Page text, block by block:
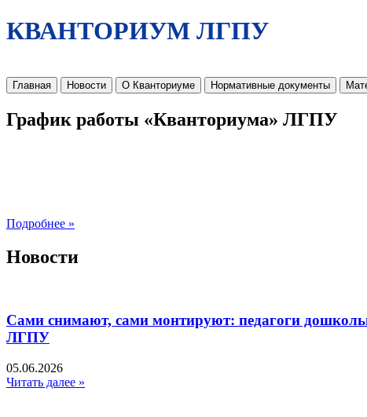
КВАНТОРИУМ ЛГПУ
Главная Новости О Кванториуме Нормативные документы
График работы «Кванториума» ЛГПУ
Подробнее »
Новости
Сами снимают, сами монтируют: педагоги
ЛГПУ​
05.06.2026
Читать далее »